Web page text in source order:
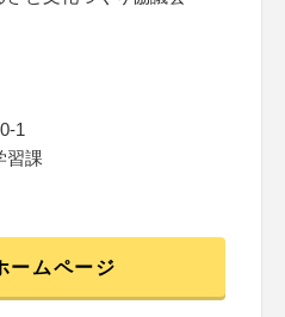
1
習課
ームページ